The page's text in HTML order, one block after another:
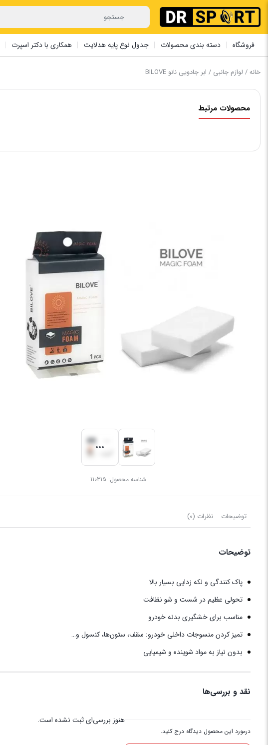
فروشگاه دسته بندی محصولات جدول نوع پایه هدلایت همکاری با دکتر اسپرت
خانه/ لوازم جانبی / ابر جادویی نانو BILOVE
محصولات مرتبط
شناسه محصول: 110315
توضیحات نظرات (0)
توضیحات
پاک کنندگی و لکه زدایی بسیار بالا
تحولی عظیم در شست و شو نظافت
مناسب برای خشگیری بدنه خودرو
تمیز کردن منسوجات داخلی خودرو: سقف، ستون‌ها، کنسول و…
بدون نیاز به مواد شوینده و شیمیایی
نقد و بررسی‌ها
درمورد این محصول دیدگاه درج کنید.
هنوز بررسی‌ای ثبت نشده است.